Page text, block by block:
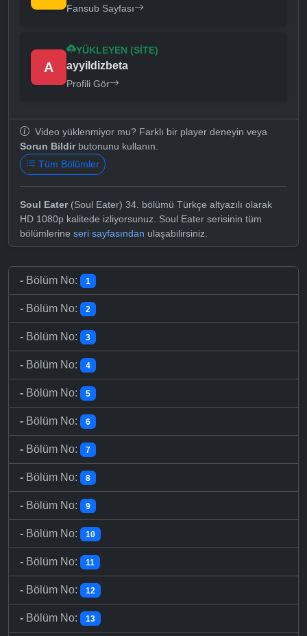
Fansub Sayfası
A
YÜKLEYEN (SITE)
ayyildizbeta
Profili Gör
Video yüklenmiyor mu? Farklı bir player deneyin veya
Sorun Bildirbutonunu kullanın.
Tüm Bölümler
Soul Eater(Soul Eater) 34. bölümü Türkçe altyazılı olarak
HD 1080p kalitede izliyorsunuz. Soul Eater serisinin tüm
bölümlerine seri sayfasından ulaşabilirsiniz.
- Bölüm No: 1
- Bölüm No: 2
- Bölüm No: 3
- Bölüm No: 4
- Bölüm No: 5
- Bölüm No: 6
- Bölüm No: 7
- Bölüm No: 8
- Bölüm No: 9
- Bölüm No: 10
- Bölüm No: 11
- Bölüm No: 12
- Bölüm No: 13